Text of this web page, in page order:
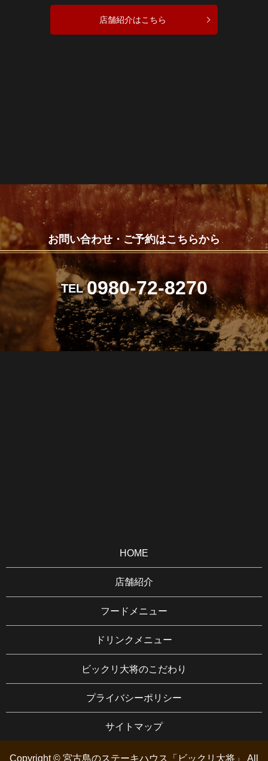
店舗紹介はこちら
お問い合わせ・ご予約はこちらから
TEL0980-72-8270
HOME
店舗紹介
フードメニュー
ドリンクメニュー
ビックリ大将のこだわり
プライバシーポリシー
サイトマップ
Copyright © 宮古島のステーキハウス「ビックリ大将」 All